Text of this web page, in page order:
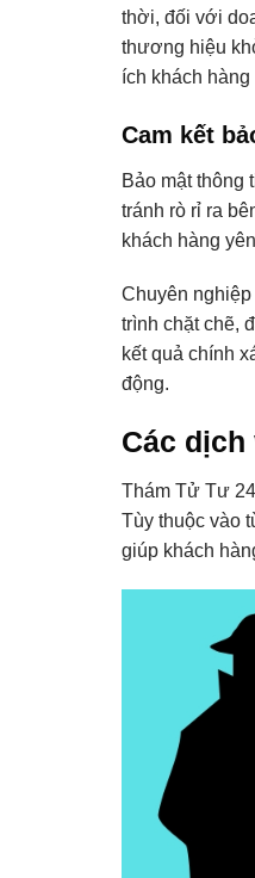
thời, đối với
thương hiệu
ích khách
Cam kết
Bảo mật thông
tránh rò rỉ ra
khách hàng
Chuyên
trình chặt chẽ,
kết quả chính
động.
Các
Thám Tử Tư
Tùy thuộc vào
giúp khách